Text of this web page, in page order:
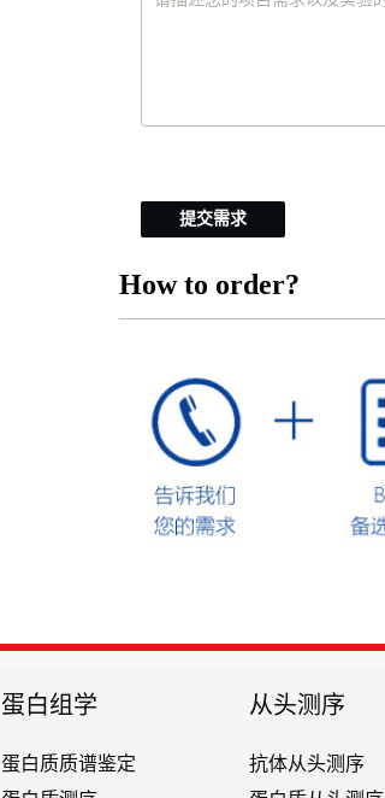
提交需求
How to order?
蛋白组学
蛋白质质谱鉴定
从头测序
抗体从头测序